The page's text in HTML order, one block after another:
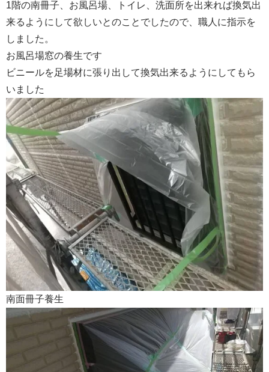
1階の南冊子、お風呂場、トイレ、洗面所を出来れば換気出
来るようにして欲しいとのことでしたので、職人に指示を
しました。
お風呂場窓の養生です
ビニールを足場材に張り出して換気出来るようにしてもら
いました
南面冊子養生